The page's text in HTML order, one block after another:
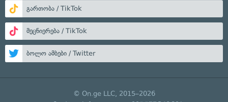
გართობა / TikTok
მეცნიერება / TikTok
ბოლო ამბები / Twitter
© On.ge LLC, 2015–2026